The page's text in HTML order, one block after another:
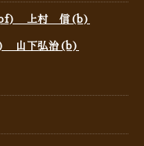
(pf) 上村 信(b)
山下弘治(b)